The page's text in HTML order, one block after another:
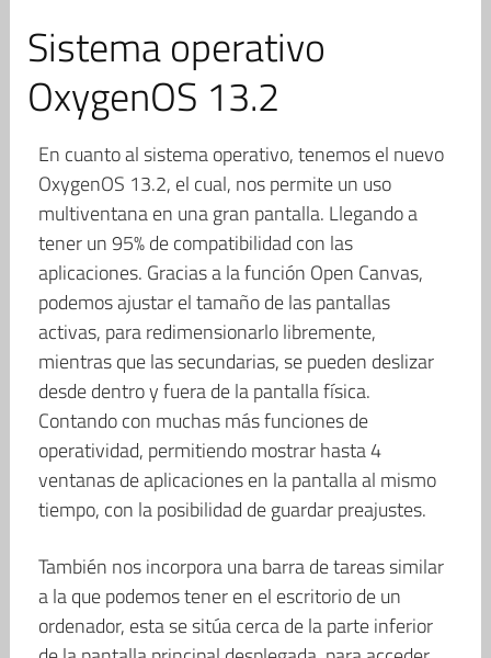
Sistema operativo
OxygenOS 13.2
En cuanto al sistema operativo, tenemos el nuevo
OxygenOS 13.2, el cual, nos permite un uso
multiventana en una gran pantalla. Llegando a
tener un 95% de compatibilidad con las
aplicaciones. Gracias a la función Open Canvas,
podemos ajustar el tamaño de las pantallas
activas, para redimensionarlo libremente,
mientras que las secundarias, se pueden deslizar
desde dentro y fuera de la pantalla física.
Contando con muchas más funciones de
operatividad, permitiendo mostrar hasta 4
ventanas de aplicaciones en la pantalla al mismo
tiempo, con la posibilidad de guardar preajustes.
También nos incorpora una barra de tareas similar
a la que podemos tener en el escritorio de un
ordenador, esta se sitúa cerca de la parte inferior